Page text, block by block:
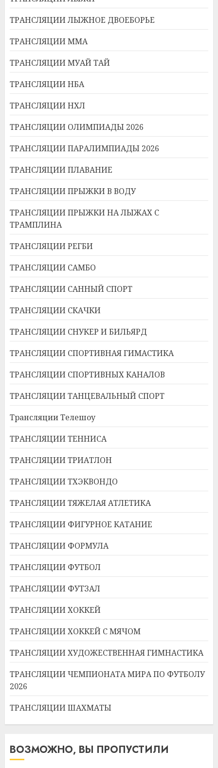
ТРАНСЛЯЦИИ ЛЫЖНОЕ ДВОЕБОРЬЕ
ТРАНСЛЯЦИИ ММА
ТРАНСЛЯЦИИ МУАЙ ТАЙ
ТРАНСЛЯЦИИ НБА
ТРАНСЛЯЦИИ НХЛ
ТРАНСЛЯЦИИ ОЛИМПИАДЫ 2026
ТРАНСЛЯЦИИ ПАРАЛИМПИАДЫ 2026
ТРАНСЛЯЦИИ ПЛАВАНИЕ
ТРАНСЛЯЦИИ ПРЫЖКИ В ВОДУ
ТРАНСЛЯЦИИ ПРЫЖКИ НА ЛЫЖАХ С
ТРАМПЛИНА
ТРАНСЛЯЦИИ РЕГБИ
ТРАНСЛЯЦИИ САМБО
ТРАНСЛЯЦИИ САННЫЙ СПОРТ
ТРАНСЛЯЦИИ СКАЧКИ
ТРАНСЛЯЦИИ СНУКЕР И БИЛЬЯРД
ТРАНСЛЯЦИИ СПОРТИВНАЯ ГИМАСТИКА
ТРАНСЛЯЦИИ СПОРТИВНЫХ КАНАЛОВ
ТРАНСЛЯЦИИ ТАНЦЕВАЛЬНЫЙ СПОРТ
Трансляции Телешоу
ТРАНСЛЯЦИИ ТЕННИСА
ТРАНСЛЯЦИИ ТРИАТЛОН
ТРАНСЛЯЦИИ ТХЭКВОНДО
ТРАНСЛЯЦИИ ТЯЖЕЛАЯ АТЛЕТИКА
ТРАНСЛЯЦИИ ФИГУРНОЕ КАТАНИЕ
ТРАНСЛЯЦИИ ФОРМУЛА
ТРАНСЛЯЦИИ ФУТБОЛ
ТРАНСЛЯЦИИ ФУТЗАЛ
ТРАНСЛЯЦИИ ХОККЕЙ
ТРАНСЛЯЦИИ ХОККЕЙ С МЯЧОМ
ТРАНСЛЯЦИИ ХУДОЖЕСТВЕННАЯ ГИМНАСТИКА
ТРАНСЛЯЦИИ ЧЕМПИОНАТА МИРА ПО ФУТБОЛУ
2026
ТРАНСЛЯЦИИ ШАХМАТЫ
ВОЗМОЖНО, ВЫ ПРОПУСТИЛИ